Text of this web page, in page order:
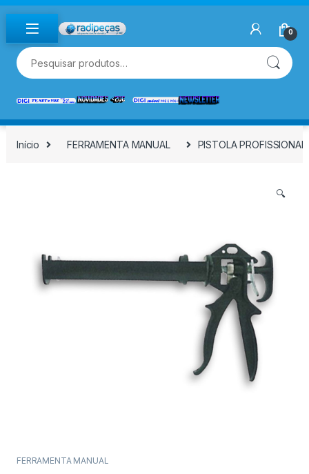
Skip to navigation
Skip to content
0
Pesquisar por:
Início FERRAMENTA MANUAL PISTOLA
🔍
FERRAMENTA MANUAL